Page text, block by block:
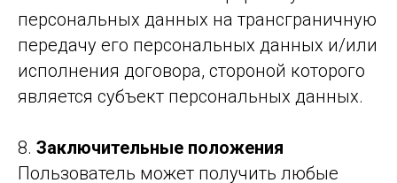
персональных данных на трансграничную
передачу его персональных данных и/или
исполнения договора, стороной которого
является субъект персональных данных.
8. Заключительные положения
Пользователь может получить любые